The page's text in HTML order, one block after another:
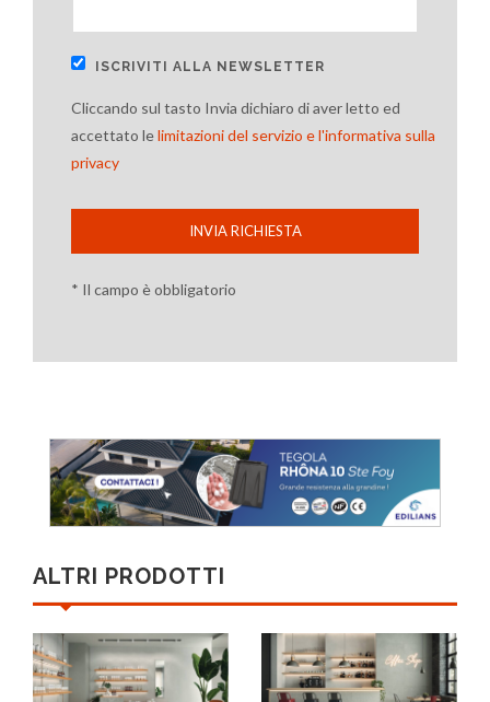
ISCRIVITI ALLA NEWSLETTER
Cliccando sul tasto Invia dichiaro di aver letto ed
accettato lelimitazioni del servizio e l'informativa sulla
privacy
INVIA RICHIESTA
* Il campo è obbligatorio
ALTRI PRODOTTI